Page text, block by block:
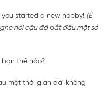
you started a new hobby! (Ê
nói cậu đã bắt đầu một sở
bạn thế nào?
một thời gian dài không